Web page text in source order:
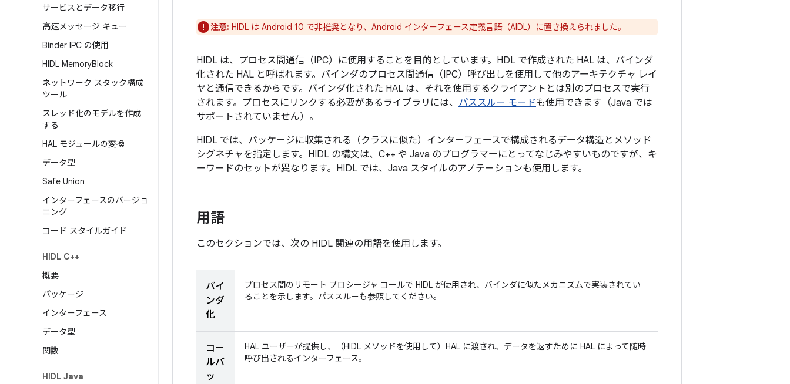
サービスとデータ移行
高速メッセージ キュー
Binder IPC の使用
HIDL MemoryBlock
ネットワーク スタック構成
ツール
スレッド化のモデルを作成
する
HAL モジュールの変換
データ型
Safe Union
インターフェースのバージョ
ニング
コード スタイルガイド
HIDL C++
概要
パッケージ
インターフェース
データ型
関数
HIDL Java
注意: HIDL は Android 10 で非推奨となり、 Android インターフェース定義言語（AIDL） に置き換えられました。
HIDL は、プロセス間通信（IPC）に使用することを目的としています。HDL で作成された HAL は、バインダ
化された HAL と呼ばれます。バインダのプロセス間通信（IPC）呼び出しを使用して他のアーキテクチャ レイ
ヤと通信できるからです。バインダ化された HAL は、それを使用するクライアントとは別のプロセスで実行
されます。プロセスにリンクする必要があるライブラリには、 パススルー モードも使用できます（Java では
サポートされていません）。
HIDL では、パッケージに収集される（クラスに似た）インターフェースで構成されるデータ構造とメソッド
シグネチャを指定します。HIDL の構文は、C++ や Java のプログラマーにとってなじみやすいものですが、キ
ーワードのセットが異なります。HIDL では、Java スタイルのアノテーションも使用します。
用語
このセクションでは、次の HIDL 関連の用語を使用します。
バイ
ンダ
化
プロセス間のリモート プロシージャ コールで HIDL が使用され、バインダに似たメカニズムで実装されてい
ることを示します。パススルーも参照してください。
コー
ルバ
ッ
HAL ユーザーが提供し、（HIDL メソッドを使用して）HAL に渡され、データを返すために HAL によって随時
呼び出されるインターフェース。